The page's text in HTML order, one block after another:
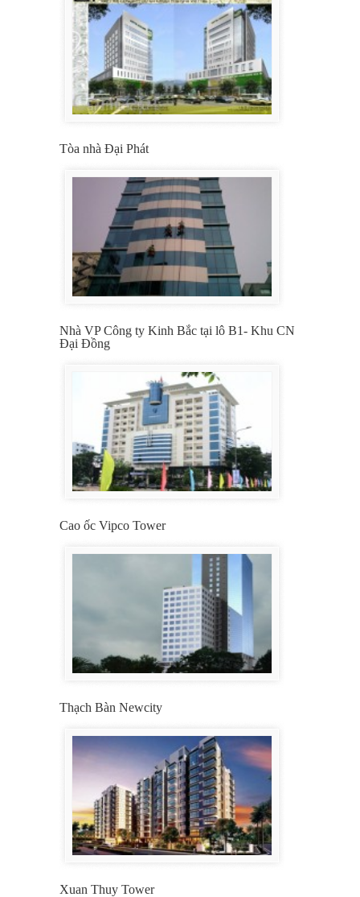
Tòa nhà Đại Phát
Nhà VP Công ty Kinh Bắc tại lô B1- Khu CN
Đại Đồng
Cao ốc Vipco Tower
Thạch Bàn Newcity
Xuan Thuy Tower